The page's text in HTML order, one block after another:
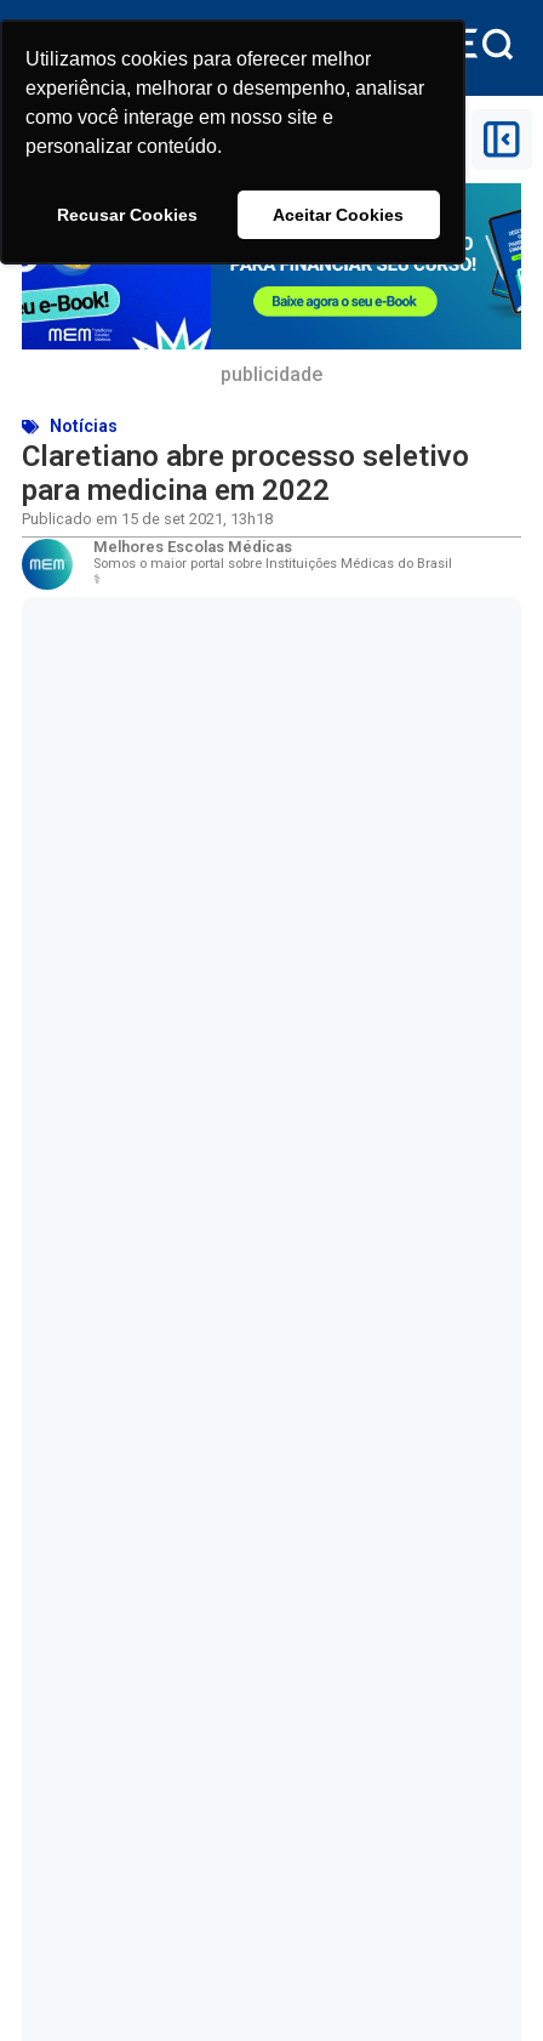
Utilizamos cookies para oferecer melhor
experiência, melhorar o desempenho, analisar
como você interage em nosso site e
personalizar conteúdo.
Recusar Cookies Aceitar Cookies
Utilizamos cookies para oferecer melhor
experiência, melhorar o desempenho, analisar
como você interage em nosso site e
personalizar conteúdo.
Recusar Cookies Aceitar Cookies
Claretiano abre processo seletivo
publicidade
Notícias
Claretiano abre processo seletivo
para medicina em 2022
Publicado em 15 de set 2021 , 13h18
Melhores Escolas Médicas
Somos o maior portal sobre Instituições Médicas do Brasil
⚕️